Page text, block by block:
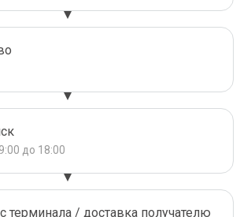
до 18:00
терминала / доставка получателю